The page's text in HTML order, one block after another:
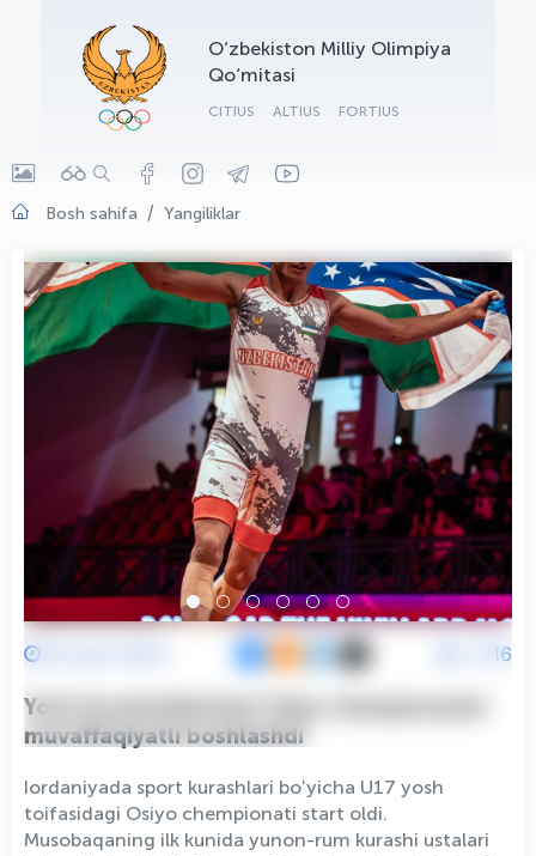
O‘zbekiston Milliy Olimpiya
Qo‘mitasi
CITIUS ALTIUS FORTIUS
Bosh sahifa Yangiliklar
2716
Yosh kurashchilarimiz Osiyo chempionatini
muvaffaqiyatli boshlashdi
Iordaniyada sport kurashlari boʻyicha U17 yosh
toifasidagi Osiyo chempionati start oldi.
Musobaqaning ilk kunida yunon-rum kurashi ustalari
OLYMPCHIK AI - yordamchi
Onlayn · olympic.uz